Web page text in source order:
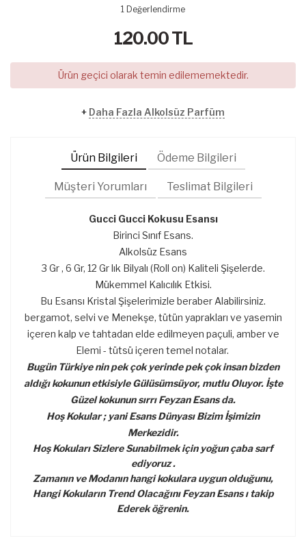
1 Değerlendirme
120.00TL
Ürün geçici olarak temin edilememektedir.
+ Daha Fazla Alkolsüz Parfüm
Ürün Bilgileri Ödeme Bilgileri
Müşteri Yorumları Teslimat Bilgileri
Gucci Gucci ​​Kokusu Esansı
Birinci Sınıf Esans.
Alkolsüz Esans
3 Gr , 6 Gr, 12 Gr lık Bilyalı (Roll on) Kaliteli Şişelerde.
Mükemmel Kalıcılık Etkisi.
Bu Esansı Kristal Şişelerimizle beraber Alabilirsiniz.
bergamot, selvi ve Menekşe, tütün yaprakları ve yasemin
içeren kalp ve tahtadan elde edilmeyen paçuli, amber ve
Elemi - tütsü içeren temel notalar.
Bugün Türkiye nin pek çok yerinde pek çok insan bizden
aldığı kokunun etkisiyle Gülüsümsüyor, mutlu Oluyor. İşte
Güzel kokunun sırrı Feyzan Esans da.
Hoş Kokular ; yani Esans Dünyası Bizim İşimizin
Merkezidir.
Hoş Kokuları Sizlere Sunabilmek için yoğun çaba sarf
ediyoruz .
Zamanın ve Modanın hangi kokulara uygun olduğunu,
Hangi Kokuların Trend Olacağını Feyzan Esans ı takip
Ederek öğrenin.